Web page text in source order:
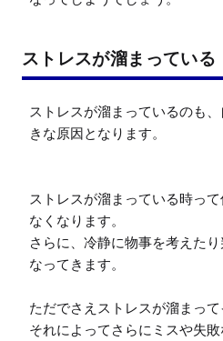
ストレスが溜まっている
ストレスが溜まっているのも
きな原因となります。
ストレスが溜まっている時っ
なくなります。
さらに、冷静に物事を考えた
なってきます。
ただでさえストレスが溜まって
それによってさらにミスや失